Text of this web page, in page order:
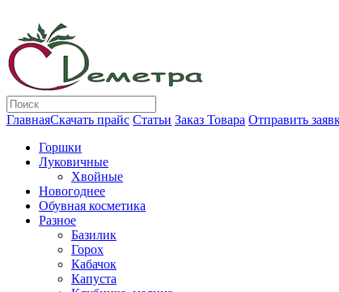
ГлавнаяСкачать прайс Статьи Заказ Товара Отправить
Горшки
Луковичные
Хвойные
Новогоднее
Обувная косметика
Разное
Базилик
Горох
Кабачок
Капуста